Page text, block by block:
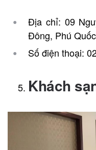
Địa chỉ: 09
Đông, Phú
Số điện thoại:
Khách